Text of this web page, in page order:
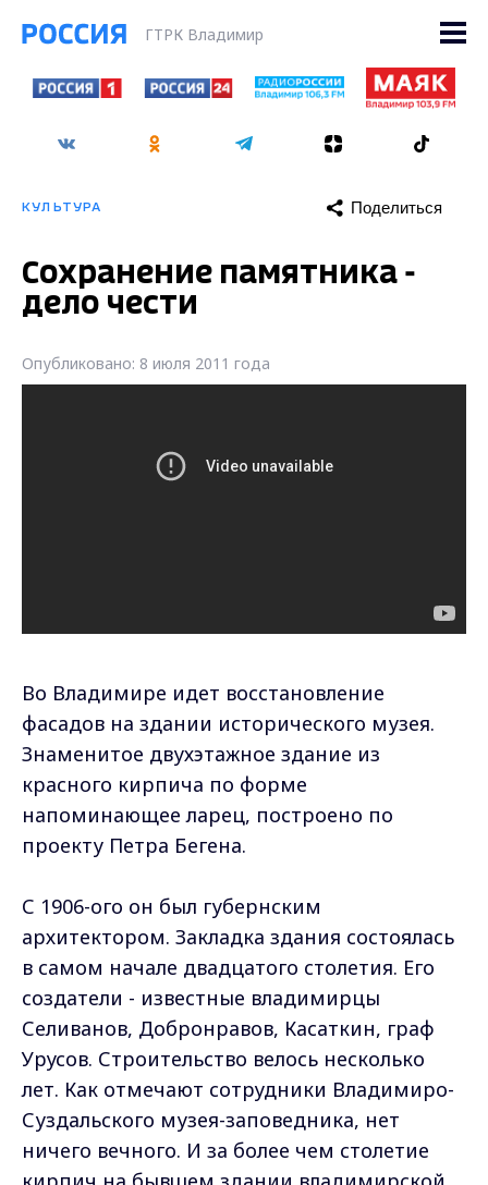
ГТРК Владимир
КУЛЬТУРА Поделиться
Сохранение памятника -
дело чести
Опубликовано: 8 июля 2011 года
Во Владимире идет восстановление
фасадов на здании исторического музея.
Знаменитое двухэтажное здание из
красного кирпича по форме
напоминающее ларец, построено по
проекту Петра Бегена.
С 1906-ого он был губернским
архитектором. Закладка здания состоялась
в самом начале двадцатого столетия. Его
создатели - известные владимирцы
Селиванов, Добронравов, Касаткин, граф
Урусов. Строительство велось несколько
лет. Как отмечают сотрудники Владимиро-
Суздальского музея-заповедника, нет
ничего вечного. И за более чем столетие